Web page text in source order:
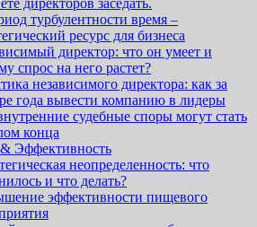
турбулентности время –
ресурс для бизнеса
директор: что он умеет и
спрос на него растет?
независимого директора: как за
года вывести компанию в лидеры
судебные споры могут стать
конца
Эффективность
неопределенность: что
и что делать?
эффективности пищевого